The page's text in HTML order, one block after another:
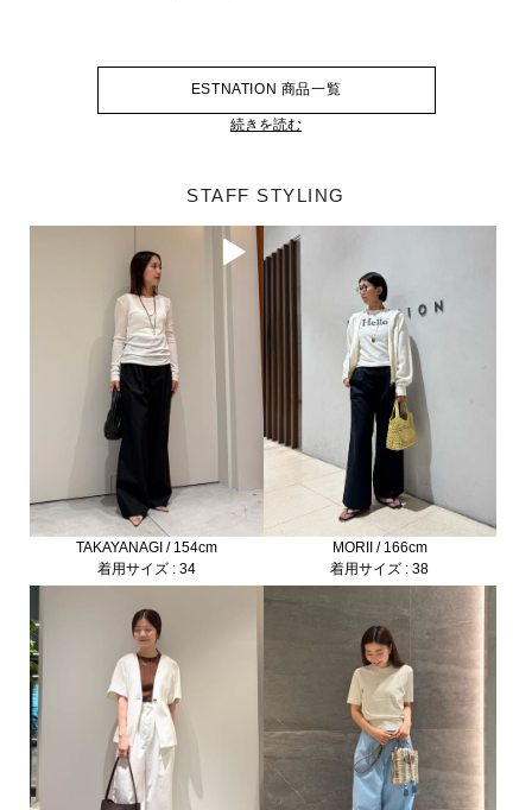
ESTNATION 商品一覧
続きを読む
STAFF STYLING
TAKAYANAGI / 154cm
着用サイズ : 34
MORII / 166cm
着用サイズ : 38